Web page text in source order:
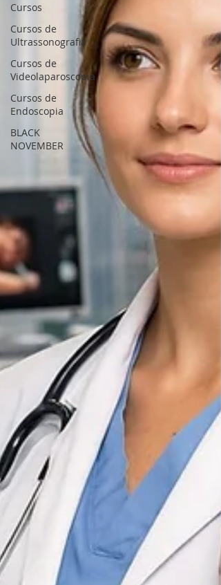
Cursos
Cursos de
Ultrassonografia
Cursos de
Videolaparoscopia
Cursos de
Endoscopia
BLACK
NOVEMBER